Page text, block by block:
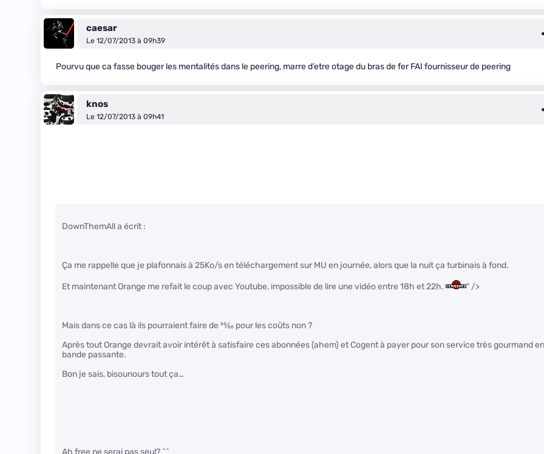
caesar
Le 12/07/2013 à 09h39
Pourvu que ca fasse bouger les mentalités dans le peering, marre d’etre otage du bras de fer FAI fournisseur de peering
knos
Le 12/07/2013 à 09h41
DownThemAll a écrit :
Ça me rappelle que je plafonnais à 25Ko/s en téléchargement sur MU en journée, alors que la nuit ça turbinais à fond.
Et maintenant Orange me refait le coup avec Youtube, impossible de lire une vidéo entre 18h et 22h. " />
Mais dans ce cas là ils pourraient faire de 50⁄50 pour les coûts non ?
Après tout Orange devrait avoir intérêt à satisfaire ces abonnées (ahem) et Cogent à payer pour son service très gourmand en
bande passante.
Bon je sais, bisounours tout ça…
Ah free ne serai pas seul? ^^